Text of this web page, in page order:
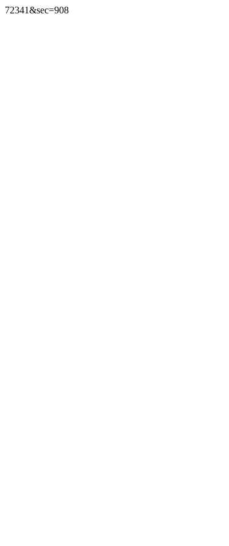
72341&sec=908